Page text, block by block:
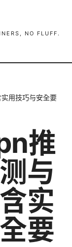
NO FLUFF.
用技巧与安全要
推
与
实
要